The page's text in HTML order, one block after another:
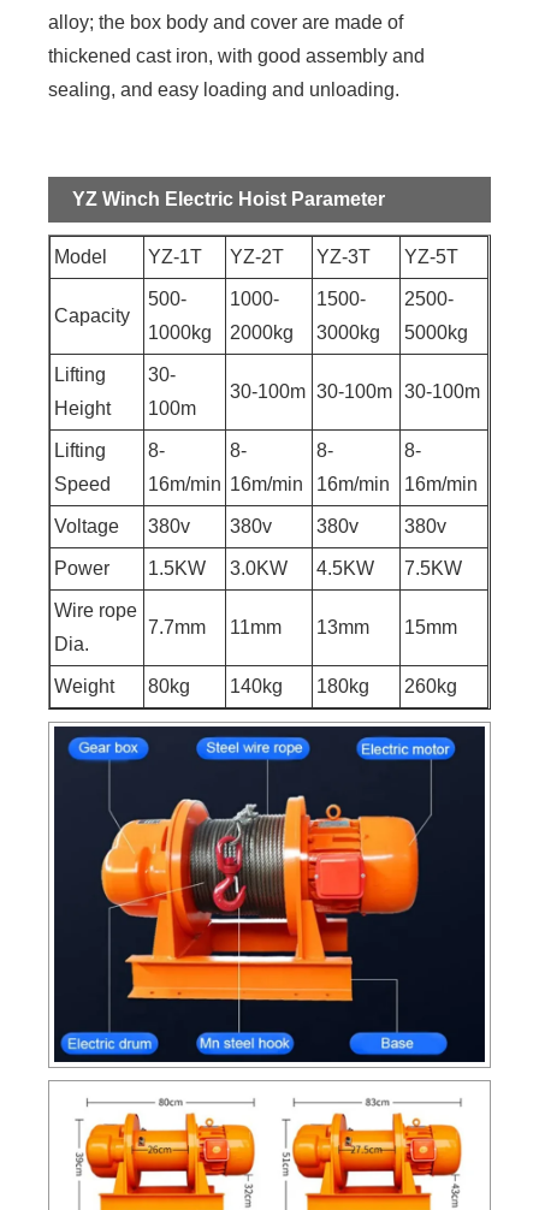
alloy; the box body and cover are made of
thickened cast iron, with good assembly and
sealing, and easy loading and unloading.
YZ Winch Electric Hoist Parameter
Model YZ-1T YZ-2T YZ-3T YZ-5T
Capacity
500-
1000kg
1000-
2000kg
1500-
3000kg
2500-
5000kg
Lifting
Height
30-
100m
30-100m 30-100m 30-100m
Lifting
Speed
8-
16m/min
8-
16m/min
8-
16m/min
8-
16m/min
Voltage 380v 380v 380v 380v
Power 1.5KW 3.0KW 4.5KW 7.5KW
Wire rope
Dia.
7.7mm 11mm 13mm 15mm
Weight 80kg 140kg 180kg 260kg